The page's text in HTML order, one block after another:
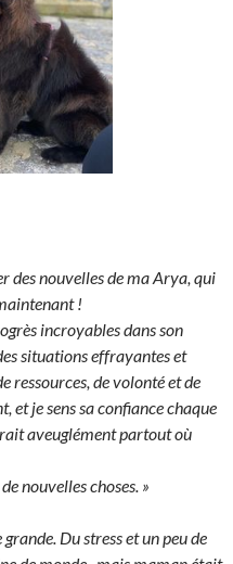
des nouvelles de ma Arya, qui
!
incroyables dans son
situations effrayantes et
ressources, de volonté et de
et je sens sa confiance chaque
aveuglément partout où
nouvelles choses. »
Du stress et un peu de